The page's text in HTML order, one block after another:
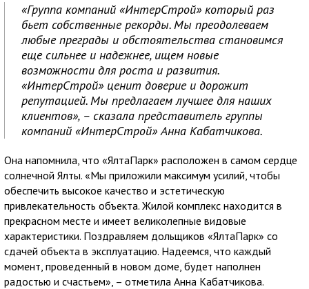
«Группа компаний «ИнтерСтрой» который раз
бьет собственные рекорды. Мы преодолеваем
любые преграды и обстоятельства становимся
еще сильнее и надежнее, ищем новые
возможности для роста и развития.
«ИнтерСтрой» ценит доверие и дорожит
репутацией. Мы предлагаем лучшее для наших
клиентов», – сказала представитель группы
компаний «ИнтерСтрой» Анна Кабатчикова.
Она напомнила, что «ЯлтаПарк» расположен в самом сердце
солнечной Ялты. «Мы приложили максимум усилий, чтобы
обеспечить высокое качество и эстетическую
привлекательность объекта. Жилой комплекс находится в
прекрасном месте и имеет великолепные видовые
характеристики. Поздравляем дольщиков «ЯлтаПарк» со
сдачей объекта в эксплуатацию. Надеемся, что каждый
момент, проведенный в новом доме, будет наполнен
радостью и счастьем», – отметила Анна Кабатчикова.